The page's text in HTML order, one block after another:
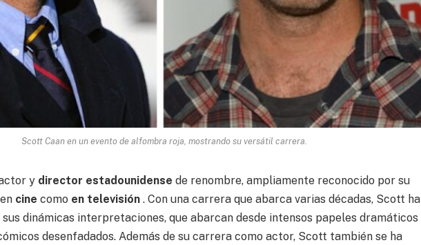
Scott Caan en un evento de alfombra roja, mostrando su versátil carrera.
y director estadounidense de renombre, ampliamente reconocido por su
cine como en televisión . Con una carrera que abarca varias décadas, Scott ha
dinámicas interpretaciones, que abarcan desde intensos papeles dramáticos
desenfadados. Además de su carrera como actor, Scott también se ha